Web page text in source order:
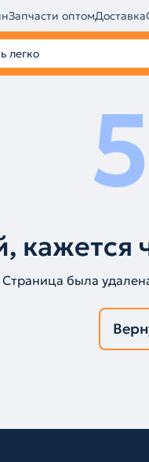
Запчасти оптомДоставка
5
кажется
Страница была